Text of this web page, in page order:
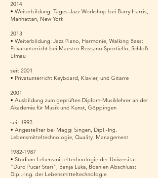
2014
• Weiterbildung: Tages-Jazz Workshop bei Barry Harris,
Manhattan, New York
2013
• Weiterbildung: Jazz Piano, Harmonie, Walking Bass:
Privatunterricht bei Maestro Rossano Sportiello, Schloß
Elmau
seit 2001
• Privatunterricht Keyboard, Klavier, und Gitarre
2001
• Ausbildung zum geprüften Diplom-Musiklehrer an der
Akademie für Musik und Kunst, Göppingen
seit 1993
• Angestellter bei Maggi Singen, Dipl.-Ing.
Lebensmitteltechnologie, Quality Management
1982-1987
• Studium Lebensmitteltechnologie der Universität
“Duro Pucar Stari", Banja Luka, Bosnien Abschluss:
Dipl.-Ing. der Lebensmitteltechnologie